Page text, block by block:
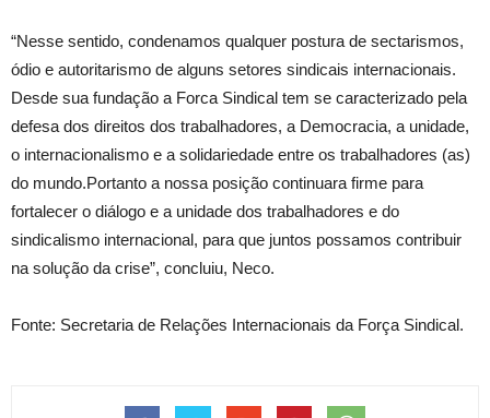
“Nesse sentido, condenamos qualquer postura de sectarismos,
ódio e autoritarismo de alguns setores sindicais internacionais.
Desde sua fundação a Forca Sindical tem se caracterizado pela
defesa dos direitos dos trabalhadores, a Democracia, a unidade,
o internacionalismo e a solidariedade entre os trabalhadores (as)
do mundo.Portanto a nossa posição continuara firme para
fortalecer o diálogo e a unidade dos trabalhadores e do
sindicalismo internacional, para que juntos possamos contribuir
na solução da crise”, concluiu, Neco.
Fonte: Secretaria de Relações Internacionais da Força Sindical.